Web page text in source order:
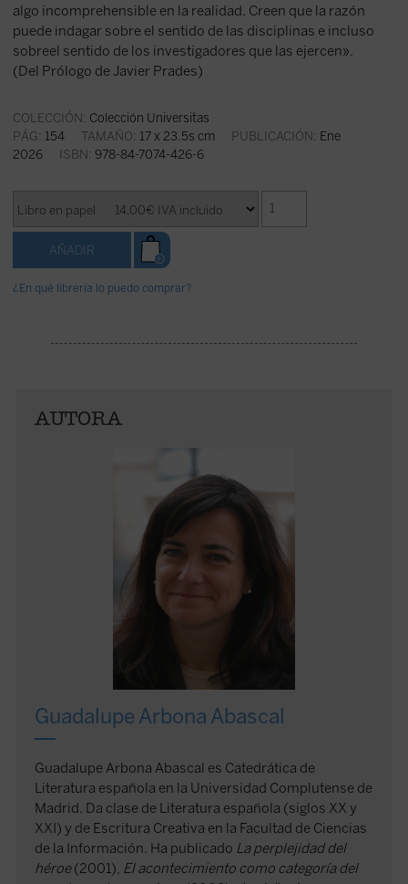
algo incomprehensible en la realidad. Creen que la razón
puede indagar sobre el sentido de las disciplinas e incluso
sobreel sentido de los investigadores que las ejercen».
(Del Prólogo de Javier Prades)
COLECCIÓN: Colección Universitas
PÁG: 154 TAMAÑO: 17 x 23.5s cm PUBLICACIÓN: Ene
2026 ISBN: 978-84-7074-426-6
¿En qué librería lo puedo comprar?
AUTORA
Guadalupe Arbona Abascal
Guadalupe Arbona Abascal es Catedrática de
Literatura española en la Universidad Complutense de
Madrid. Da clase de Literatura española (siglos XX y
XXI) y de Escritura Creativa en la Facultad de Ciencias
de la Información. Ha publicado La perplejidad del
héroe(2001), El acontecimiento como categoría del